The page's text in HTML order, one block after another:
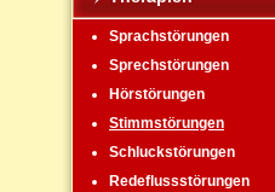
Sprachstörungen
Sprechstörungen
Hörstörungen
Stimmstörungen
Schluckstörungen
Redeflussstörungen